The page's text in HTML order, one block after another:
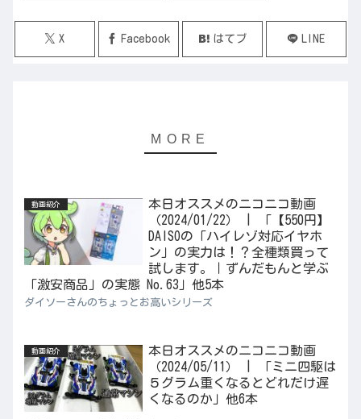
X Facebook はてブ LINE
動画紹介
本日オススメのニコニコ動画
（2024/01/22） | 「【550円】
DAISOの「ハイレゾ対応イヤホ
ン」の実力は！？全種類買って
試します。｜ずんだもんと学ぶ
「激安商品」の実態 No.63」他5本
ダイソーさんのちょっとお高いシリーズ
動画紹介
本日オススメのニコニコ動画
（2024/05/11） | 「ミニ四駆は
５グラム重くなるとどれだけ遅
くなるのか」他6本